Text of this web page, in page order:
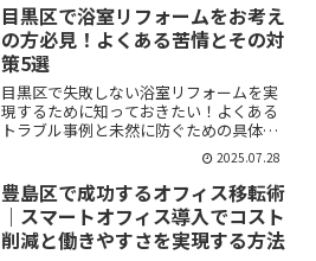
目黒区で浴室リフォームをお考え
の方必見！よくある苦情とその対
策5選
目黒区で失敗しない浴室リフォームを実
現するために知っておきたい！よくある
トラブル事例と未然に防ぐための具体策
浴室リフォームは毎日の快適な生活に直
結する大切な工事ですが、「本当に満足
できる仕上がりになるの？」「施工後に
トラブルがあったらどうし...
2025.07.28
豊島区で成功するオフィス移転術
｜スマートオフィス導入でコスト
削減と働きやすさを実現する方法